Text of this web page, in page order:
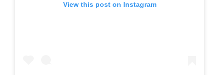
View this post on Instagram